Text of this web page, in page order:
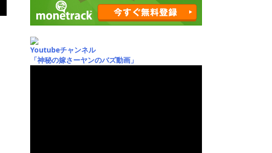
Youtubeチャンネル
「神秘の嫁さーヤンのバズ動画」